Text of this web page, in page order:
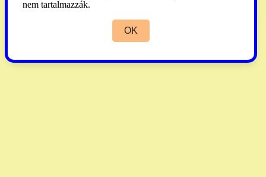
nem tartalmazzák.
OK